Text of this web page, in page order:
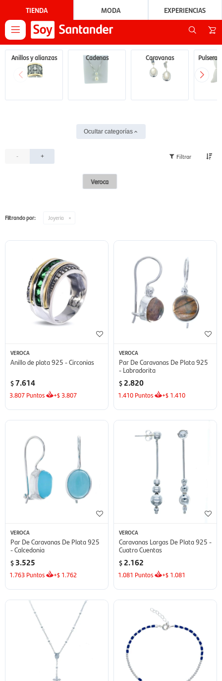
TIENDA MODA EXPERIENCIAS

Anillos y alianzas Cadenas Caravanas
Ocultar categorías
- +
Veroca
Filtrando por: Joyeria
VEROCA
Anillo de plata 925 - Circonias
$7.614
3.807 Puntos +$ 3.807
VEROCA
Par De Caravanas De Plata 925
- Labradorita
$ 2.820
1.410 Puntos +$ 1.410
VEROCA
Par De Caravanas De Plata 925
- Calcedonia
$ 3.525
1.763 Puntos +$ 1.762
VEROCA
Caravanas Largas De Plata 925 -
Cuatro Cuentas
$ 2.162
1.081 Puntos +$ 1.081